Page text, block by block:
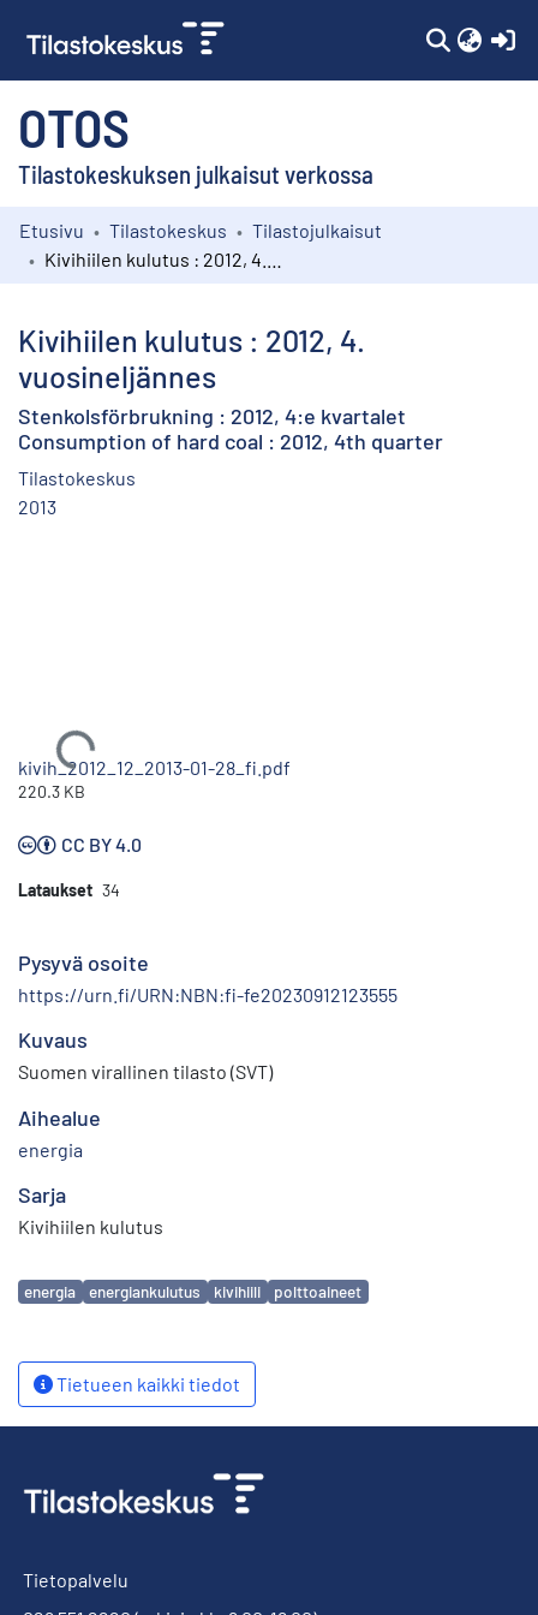
OTOS
Tilastokeskuksen julkaisut verkossa
Kokoelmat
Etusivu Tilastokeskus
Tilastojulkaisut
Kivihiilen kulutus : 2012, 4.
vuosineljännes
Stenkolsförbrukning : 2012, 4:e kvartalet
Consumption of hard coal : 2012, 4th quarter
Tilastokeskus
2013
Ladataan...
kivih_2012_12_2013-01-28_fi.pdf
220.3 KB
CC BY 4.0
Lataukset 34
Pysyvä osoite
https://urn.fi/URN:NBN:fi-fe20230912123555
Kuvaus
Suomen virallinen tilasto (SVT)
Aihealue
energia
Sarja
Kivihiilen kulutus
Avainsanat
energia energiankulutus kivihiili polttoaineet
Tietueen kaikki tiedot
Tietopalvelu